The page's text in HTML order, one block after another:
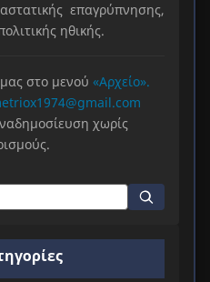
επαγρύπνησης,
ηθικής.
στο μενού «Αρχείο».
χωρίς